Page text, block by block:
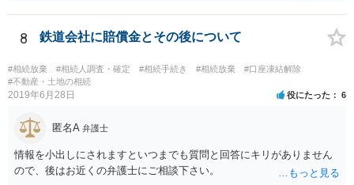
払い義務があります。
8 鉄道会社に賠償金とその後について
#相続放棄 #相続人調査・確定 #相続手続き #相続放棄
#口座凍結解除
#不動産・土地の相続
2019年6月28日 役にたった 6
匿名A 弁護士
情報を小出しにされますといつまでも質問と回答にキリがありません
ので、後はお近くの弁護士にご相談下さい。